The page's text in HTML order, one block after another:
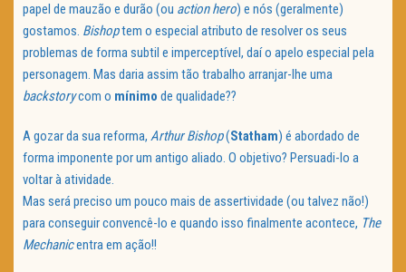
papel de mauzão e durão (ou action hero) e nós (geralmente)
gostamos. Bishoptem o especial atributo de resolver os seus
problemas de forma subtil e imperceptível, daí o apelo especial pela
personagem. Mas daria assim tão trabalho arranjar-lhe uma
backstorycom o mínimo de qualidade??
A gozar da sua reforma, Arthur Bishop(Statham) é abordado de
forma imponente por um antigo aliado. O objetivo? Persuadi-lo a
voltar à atividade.
Mas será preciso um pouco mais de assertividade (ou talvez não!)
para conseguir convencê-lo e quando isso finalmente acontece, The
Mechanicentra em ação!!